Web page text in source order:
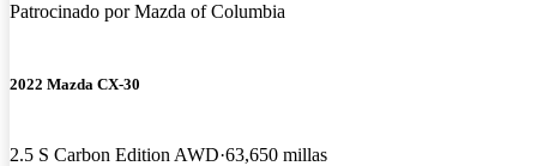
Patrocinado porMazda of Columbia
2022 Mazda CX-30
2.5 S Carbon Edition AWD 63,650 millas